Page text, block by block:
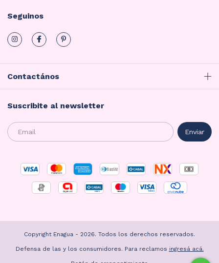
Seguinos
Contactános
Suscribite al newsletter
Copyright Enagua - 2026. Todos los derechos reservados.
Defensa de las y los consumidores. Para reclamos ingresá acá.